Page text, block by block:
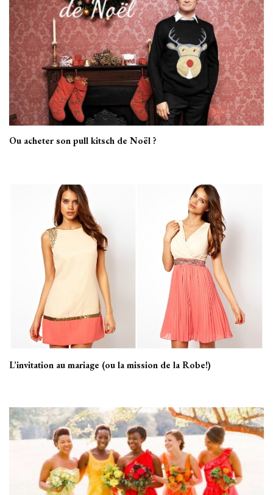
Ou acheter son pull kitsch de Noël ?
L’invitation au mariage (ou la mission de la Robe!)